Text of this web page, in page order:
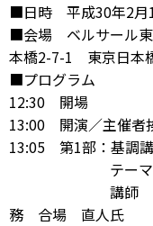
■日時 平成30年2月
■会場 ベルサール
本橋2-7-1 東京日本
■プログラム
12:30 開場
13:00 開演／主催者
13:05 第1部：基調
テーマ「時代
講師 三菱地
務 合場 直人氏